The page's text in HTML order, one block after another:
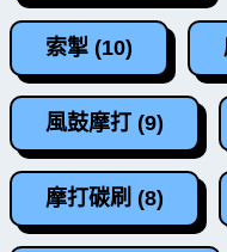
索掣 (10)
風鼓摩打 (9)
摩打碳刷 (8)